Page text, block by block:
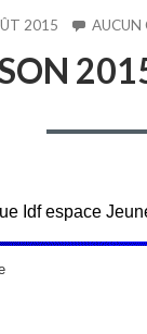
2015 AUCUN
Idfespace